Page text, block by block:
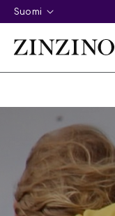
Suomi